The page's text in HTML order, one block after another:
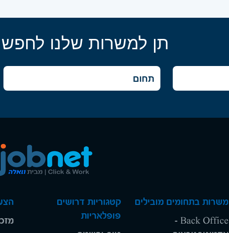
תן למשרות שלנו
משרות בתחומים מובילים
Back Office -
קטגוריות דרושים
פופלאריות